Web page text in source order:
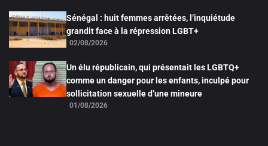
Sénégal : huit femmes arrêtées, l’inquiétude
grandit face à la répression LGBT+
02/08/2026
Un élu républicain, qui présentait les LGBTQ+
comme un danger pour les enfants, inculpé pour
sollicitation sexuelle d’une mineure
01/08/2026